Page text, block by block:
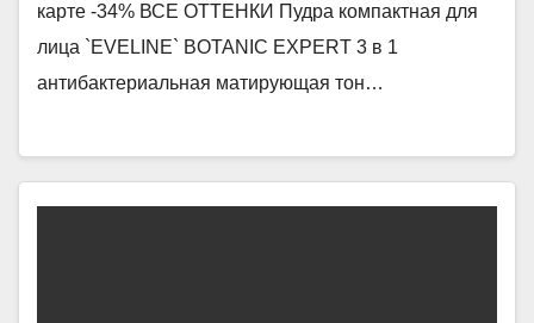
карте -34% ВСЕ ОТТЕНКИ Пудра компактная для
лица `EVELINE` BOTANIC EXPERT 3 в 1
антибактериальная матирующая тон…